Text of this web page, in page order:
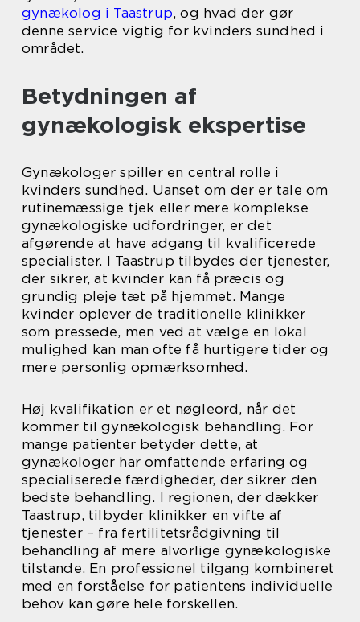
gynækolog i Taastrup, og hvad der gør
denne service vigtig for kvinders sundhed i
området.
Betydningen af
gynækologisk ekspertise
Gynækologer spiller en central rolle i
kvinders sundhed. Uanset om der er tale om
rutinemæssige tjek eller mere komplekse
gynækologiske udfordringer, er det
afgørende at have adgang til kvalificerede
specialister. I Taastrup tilbydes der tjenester,
der sikrer, at kvinder kan få præcis og
grundig pleje tæt på hjemmet. Mange
kvinder oplever de traditionelle klinikker
som pressede, men ved at vælge en lokal
mulighed kan man ofte få hurtigere tider og
mere personlig opmærksomhed.
Høj kvalifikation er et nøgleord, når det
kommer til gynækologisk behandling. For
mange patienter betyder dette, at
gynækologer har omfattende erfaring og
specialiserede færdigheder, der sikrer den
bedste behandling. I regionen, der dækker
Taastrup, tilbyder klinikker en vifte af
tjenester – fra fertilitetsrådgivning til
behandling af mere alvorlige gynækologiske
tilstande. En professionel tilgang kombineret
med en forståelse for patientens individuelle
behov kan gøre hele forskellen.